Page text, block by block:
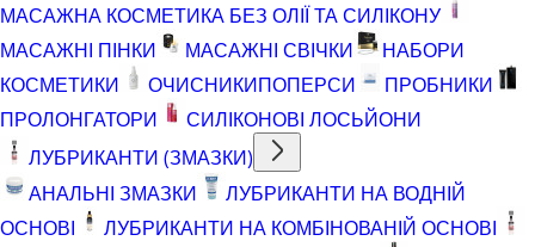
МАСАЖНА КОСМЕТИКА БЕЗ ОЛІЇ ТА СИЛІКОНУ
МАСАЖНІ ПІНКИ
МАСАЖНІ СВІЧКИ
НАБОРИ
КОСМЕТИКИ
ОЧИСНИКИПОПЕРСИ
ПРОБНИКИ
ПРОЛОНГАТОРИ
СИЛІКОНОВІ ЛОСЬЙОНИ
ЛУБРИКАНТИ (ЗМАЗКИ)
АНАЛЬНІ ЗМАЗКИ
ЛУБРИКАНТИ НА ВОДНІЙ
ОСНОВІ
ЛУБРИКАНТИ НА КОМБІНОВАНІЙ ОСНОВІ